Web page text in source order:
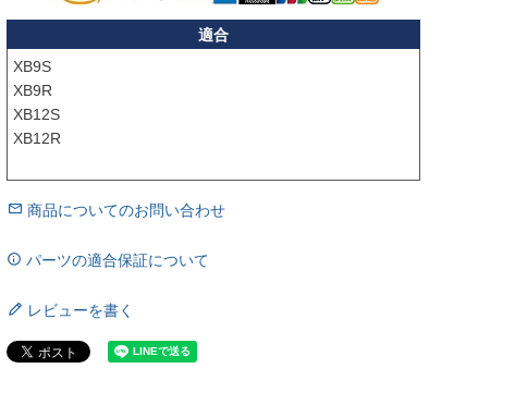
適合
XB9S
XB9R
XB12S
XB12R
商品についてのお問い合わせ
パーツの適合保証について
レビューを書く